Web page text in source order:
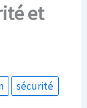
et
sécurité